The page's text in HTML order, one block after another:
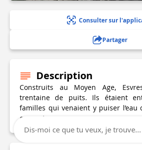
Consulter sur
Partager
Description
Construits au Moyen Age,
trentaine de puits. Ils étaient
familles qui venaient y puiser l’eau
courante.
Dis-moi ce que tu veux, je trouve...